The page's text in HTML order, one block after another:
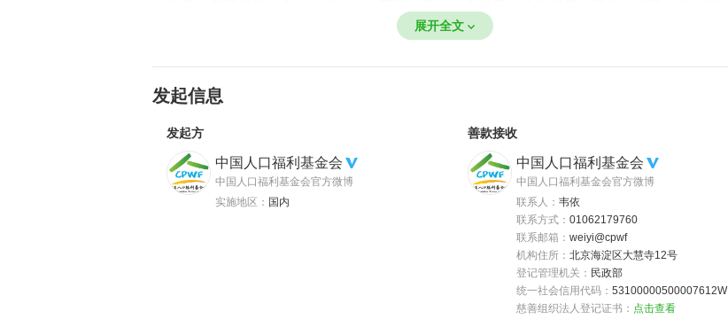
个小时，但还是喜欢待在学校，因为学校有老师、同学，回家后一个人，没有人可以说
像俊俊这样的孩子很多，他们的父母一方由于各种原因先行离世，剩下的监护人要么身患
重症无法劳作，要么抵不住生活的压力而离家出走放弃了这个孩子，成为事实上无人照
展开全文
发起信息
发起方
中国人口福利基金会
中国人口福利基金会官方微博
实施地区： 国内
善款接收
中国人口福利基金会
中国人口福利基金会官方微博
联系人： 韦依
联系方式： 01062179760
联系邮箱： weiyi@cpwf
机构住所： 北京海淀区大慧寺12号
登记管理机关： 民政部
统一社会信用代码： 53100000500007612W
慈善组织法人登记证书： 点击查看